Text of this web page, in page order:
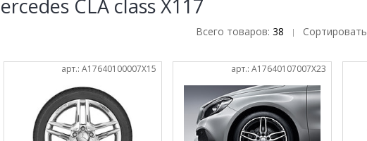
CLA class X117
Всего товаров: 38 | Сортировать
арт.: A17640100007X15 арт.: A17640107007X23